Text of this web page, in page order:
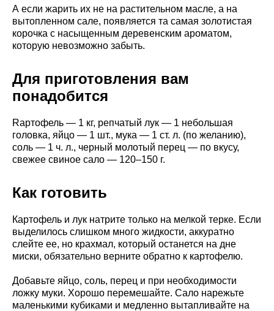
А если жарить их не на растительном масле, а на
вытопленном сале, появляется та самая золотистая
корочка с насыщенным деревенским ароматом,
которую невозможно забыть.
Для приготовления вам
понадобится
Rартофель — 1 кг, репчатый лук — 1 небольшая
головка, яйцо — 1 шт., мука — 1 ст. л. (по желанию),
соль — 1 ч. л., черный молотый перец — по вкусу,
свежее свиное сало — 120–150 г.
Как готовить
Картофель и лук натрите только на мелкой терке. Если
выделилось слишком много жидкости, аккуратно
слейте ее, но крахмал, который останется на дне
миски, обязательно верните обратно к картофелю.
Добавьте яйцо, соль, перец и при необходимости
ложку муки. Хорошо перемешайте. Сало нарежьте
маленькими кубиками и медленно вытапливайте на